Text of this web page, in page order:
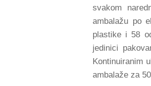
svakom
ambalažu po
plastike i 58
jedinici
Kontinuiranim
ambalaže za